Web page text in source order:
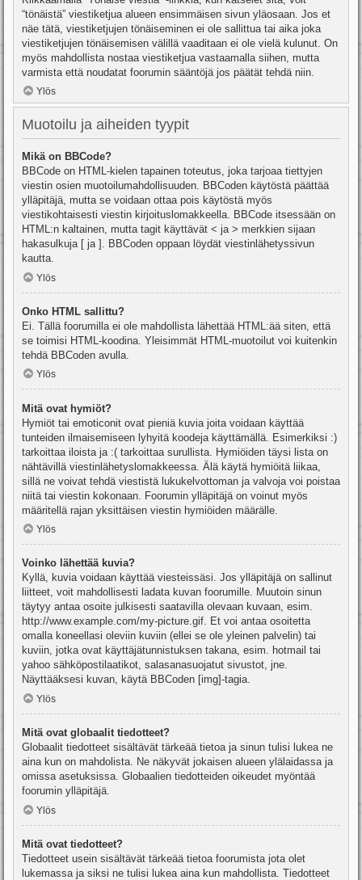
“tönäistä” viestiketjua alueen ensimmäisen sivun yläosaan. Jos et
näe tätä, viestiketjujen tönäiseminen ei ole sallittua tai aika joka
viestiketjujen tönäisemisen välillä vaaditaan ei ole vielä kulunut. On
myös mahdollista nostaa viestiketjua vastaamalla siihen, mutta
varmista että noudatat foorumin sääntöjä jos päätät tehdä niin.
Ylös
Muotoilu ja aiheiden tyypit
Mikä on BBCode?
BBCode on HTML-kielen tapainen toteutus, joka tarjoaa tiettyjen
viestin osien muotoilumahdollisuuden. BBCoden käytöstä päättää
ylläpitäjä, mutta se voidaan ottaa pois käytöstä myös
viestikohtaisesti viestin kirjoituslomakkeella. BBCode itsessään on
HTML:n kaltainen, mutta tagit käyttävät < ja > merkkien sijaan
hakasulkuja [ ja ]. BBCoden oppaan löydät viestinlähetyssivun
kautta.
Ylös
Onko HTML sallittu?
Ei. Tällä foorumilla ei ole mahdollista lähettää HTML:ää siten, että
se toimisi HTML-koodina. Yleisimmät HTML-muotoilut voi kuitenkin
tehdä BBCoden avulla.
Ylös
Mitä ovat hymiöt?
Hymiöt tai emoticonit ovat pieniä kuvia joita voidaan käyttää
tunteiden ilmaisemiseen lyhyitä koodeja käyttämällä. Esimerkiksi :)
tarkoittaa iloista ja :( tarkoittaa surullista. Hymiöiden täysi lista on
nähtävillä viestinlähetyslomakkeessa. Älä käytä hymiöitä liikaa,
sillä ne voivat tehdä viestistä lukukelvottoman ja valvoja voi poistaa
niitä tai viestin kokonaan. Foorumin ylläpitäjä on voinut myös
määritellä rajan yksittäisen viestin hymiöiden määrälle.
Ylös
Voinko lähettää kuvia?
Kyllä, kuvia voidaan käyttää viesteissäsi. Jos ylläpitäjä on sallinut
liitteet, voit mahdollisesti ladata kuvan foorumille. Muutoin sinun
täytyy antaa osoite julkisesti saatavilla olevaan kuvaan, esim.
http://www.example.com/my-picture.gif. Et voi antaa osoitetta
omalla koneellasi oleviin kuviin (ellei se ole yleinen palvelin) tai
kuviin, jotka ovat käyttäjätunnistuksen takana, esim. hotmail tai
yahoo sähköpostilaatikot, salasanasuojatut sivustot, jne.
Näyttääksesi kuvan, käytä BBCoden [img]-tagia.
Ylös
Mitä ovat globaalit tiedotteet?
Globaalit tiedotteet sisältävät tärkeää tietoa ja sinun tulisi lukea ne
aina kun on mahdolista. Ne näkyvät jokaisen alueen ylälaidassa ja
omissa asetuksissa. Globaalien tiedotteiden oikeudet myöntää
foorumin ylläpitäjä.
Ylös
Mitä ovat tiedotteet?
Tiedotteet usein sisältävät tärkeää tietoa foorumista jota olet
lukemassa ja siksi ne tulisi lukea aina kun mahdollista. Tiedotteet